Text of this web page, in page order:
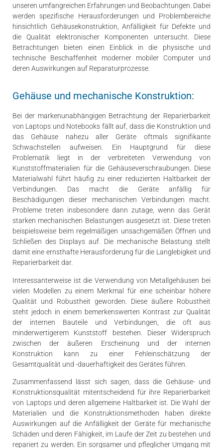
unseren umfangreichen Erfahrungen und Beobachtungen. Dabei
werden spezifische Herausforderungen und Problembereiche
hinsichtlich Gehäusekonstruktion, Anfälligkeit für Defekte und
die Qualität elektronischer Komponenten untersucht. Diese
Betrachtungen bieten einen Einblick in die physische und
technische Beschaffenheit moderner mobiler Computer und
deren Auswirkungen auf Reparaturprozesse.
Gehäuse und mechanische Konstruktion:
Bei der markenunabhängigen Betrachtung der Reparierbarkeit
von Laptops und Notebooks fällt auf, dass die Konstruktion und
das Gehäuse nahezu aller Geräte oftmals signifikante
Schwachstellen aufweisen. Ein Hauptgrund für diese
Problematik liegt in der verbreiteten Verwendung von
Kunststoffmaterialien für die Gehäuseverschraubungen. Diese
Materialwahl führt häufig zu einer reduzierten Haltbarkeit der
Verbindungen. Das macht die Geräte anfällig für
Beschädigungen dieser mechanischen Verbindungen macht.
Probleme treten insbesondere dann zutage, wenn das Gerät
starken mechanischen Belastungen ausgesetzt ist. Diese treten
beispielsweise beim regelmäßigen unsachgemäßen Öffnen und
Schließen des Displays auf. Die mechanische Belastung stellt
damit eine ernsthafte Herausforderung für die Langlebigkeit und
Reparierbarkeit dar.
Interessanterweise ist die Verwendung von Metallgehäusen bei
vielen Modellen zu einem Merkmal für eine scheinbar höhere
Qualität und Robustheit geworden. Diese äußere Robustheit
steht jedoch in einem bemerkenswerten Kontrast zur Qualität
der internen Bauteile und Verbindungen, die oft aus
minderwertigerem Kunststoff bestehen. Dieser Widerspruch
zwischen der äußeren Erscheinung und der internen
Konstruktion kann zu einer Fehleinschätzung der
Gesamtqualität und -dauerhaftigkeit des Gerätes führen.
Zusammenfassend lässt sich sagen, dass die Gehäuse- und
Konstruktionsqualität mitentscheidend für ihre Reparierbarkeit
von Laptops und deren allgemeine Haltbarkeit ist. Die Wahl der
Materialien und die Konstruktionsmethoden haben direkte
Auswirkungen auf die Anfälligkeit der Geräte für mechanische
Schäden und deren Fähigkeit, im Laufe der Zeit zu bestehen und
repariert zu werden. Ein sorgsamer und pfleglicher Umgang mit